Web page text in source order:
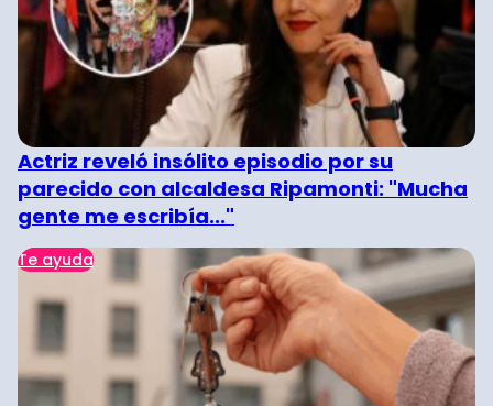
Actriz reveló insólito episodio por su
parecido con alcaldesa Ripamonti: "Mucha
gente me escribía..."
Te ayuda